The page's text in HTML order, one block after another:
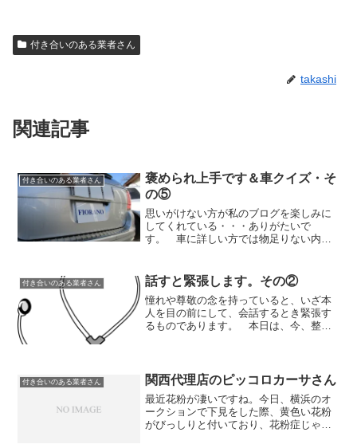
付き合いのある業者さん
takashi
関連記事
付き合いのある業者さん
褒められ上手です＆車クイズ・そ
の⑤
思いがけない方が私のブログを楽しみに
してくれている・・・ありがたいで
す。 車に詳しい方では物足りない内容
１ ・・・私のブログ２ ・・・Ｚ３・
Ｏさんブログ３４５ ・・・蛇毒...
付き合いのある業者さん 話すと緊張します。その②
憧れや尊敬の念を持っていると、いざ本
人を目の前にして、会話するとき緊張す
るものであります。 本日は、今、整備
ら重整備などのすべての整...
付き合いのある業者さん 関西代理店のピッコロカーサさん
最近花粉が凄いですね。今日、横浜のオ
ークションで下見をした際、黄色い花粉
がびっしりと付いており、花粉症じゃな